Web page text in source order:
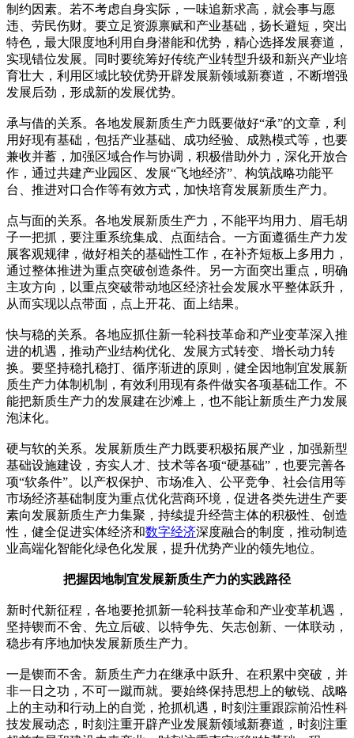
制约因素。若不考虑自身实际，一味追新求高，就会事与愿
违、劳民伤财。要立足资源禀赋和产业基础，扬长避短，突出
特色，最大限度地利用自身潜能和优势，精心选择发展赛道，
实现错位发展。同时要统筹好传统产业转型升级和新兴产业培
育壮大，利用区域比较优势开辟发展新领域新赛道，不断增强
发展后劲，形成新的发展优势。
承与借的关系。各地发展新质生产力既要做好“承”的文章，利
用好现有基础，包括产业基础、成功经验、成熟模式等，也要
兼收并蓄，加强区域合作与协调，积极借助外力，深化开放合
作，通过共建产业园区、发展“飞地经济”、构筑战略功能平
台、推进对口合作等有效方式，加快培育发展新质生产力。
点与面的关系。各地发展新质生产力，不能平均用力、眉毛胡
子一把抓，要注重系统集成、点面结合。一方面遵循生产力发
展客观规律，做好相关的基础性工作，在补齐短板上多用力，
通过整体推进为重点突破创造条件。另一方面突出重点，明确
主攻方向，以重点突破带动地区经济社会发展水平整体跃升，
从而实现以点带面，点上开花、面上结果。
快与稳的关系。各地应抓住新一轮科技革命和产业变革深入推
进的机遇，推动产业结构优化、发展方式转变、增长动力转
换。要坚持稳扎稳打、循序渐进的原则，健全因地制宜发展新
质生产力体制机制，有效利用现有条件做实各项基础工作。不
能把新质生产力的发展建在沙滩上，也不能让新质生产力发展
泡沫化。
硬与软的关系。发展新质生产力既要积极拓展产业，加强新型
基础设施建设，夯实人才、技术等各项“硬基础”，也要完善各
项“软条件”。以产权保护、市场准入、公平竞争、社会信用等
市场经济基础制度为重点优化营商环境，促进各类先进生产要
素向发展新质生产力集聚，持续提升经营主体的积极性、创造
性，健全促进实体经济和数字经济深度融合的制度，推动制造
业高端化智能化绿色化发展，提升优势产业的领先地位。
把握因地制宜发展新质生产力的实践路径
新时代新征程，各地要抢抓新一轮科技革命和产业变革机遇，
坚持锲而不舍、先立后破、以特争先、矢志创新、一体联动，
稳步有序地加快发展新质生产力。
一是锲而不舍。新质生产力在继承中跃升、在积累中突破，并
非一日之功，不可一蹴而就。要始终保持思想上的敏锐、战略
上的主动和行动上的自觉，抢抓机遇，时刻注重跟踪前沿性科
技发展动态，时刻注重开辟产业发展新领域新赛道，时刻注重